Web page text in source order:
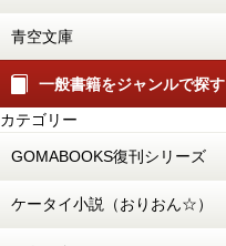
青空文庫
一般書籍をジャンルで探す
カテゴリー
GOMABOOKS復刊シリーズ
ケータイ小説（おりおん☆）